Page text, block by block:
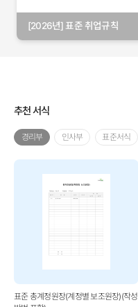
[2026년] 표준 취업규칙
추천 서식
경리부 인사부 표준서식
표준 총계정원장(계정별 보조원장)(작성